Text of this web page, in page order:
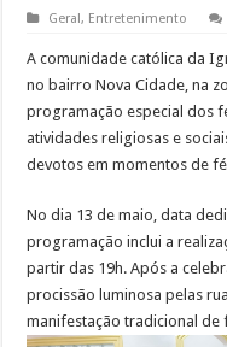
Geral, Entretenimento
A comunidade católica da
no bairro Nova Cidade, na
programação especial dos
atividades religiosas e
devotos em momentos de
No dia 13 de maio, data
programação inclui a
partir das 19h. Após a
procissão luminosa pelas
manifestação tradicional de